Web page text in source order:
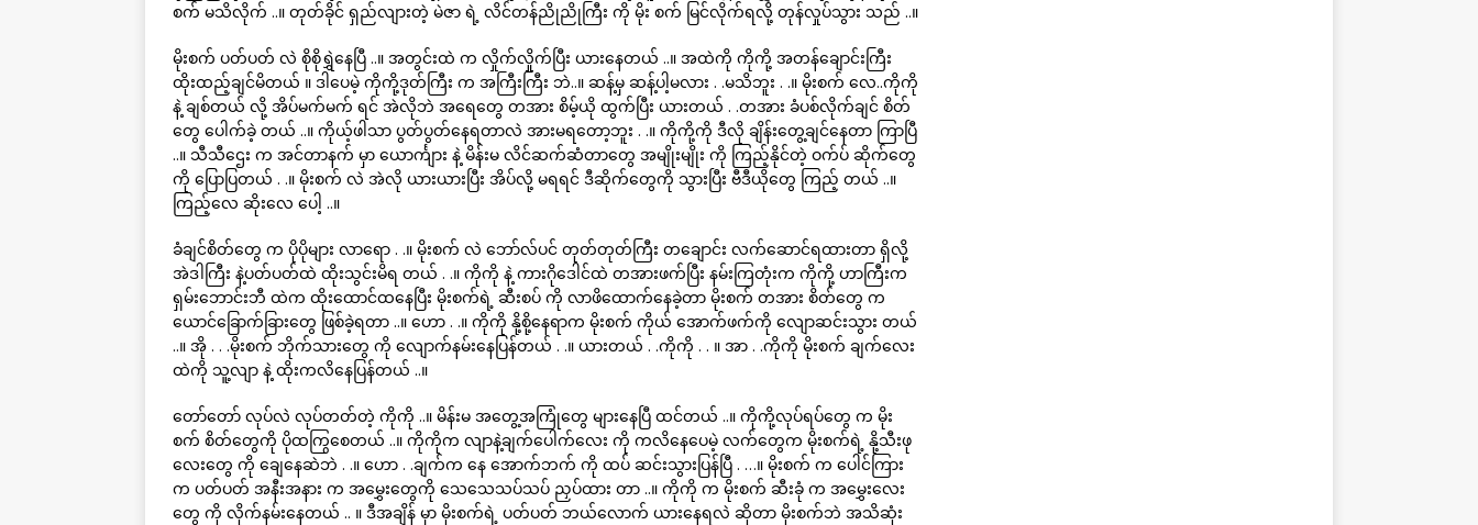
စက် မသိလိုက် ..။ တုတ်ခိုင် ရှည်လျားတဲ့ မဲဇာ ရဲ့ လိင်တန်ညိုညိုကြီး ကို မိုး စက် မြင်လိုက်ရလို့ တုန်လှုပ်သွား သည် ..။
မိုးစက် ပတ်ပတ် လဲ စိုစိုရွှဲနေပြီ ..။ အတွင်းထဲ က လှိုက်လှိုက်ပြီး ယားနေတယ် ..။ အထဲကို ကိုကို့ အတန်ချောင်းကြီး
ထိုးထည့်ချင်မိတယ် ။ ဒါပေမဲ့ ကိုကို့ဒုတ်ကြီး က အကြီးကြီး ဘဲ..။ ဆန့်မှ ဆန့်ပါ့မလား . .မသိဘူး . .။ မိုးစက် လေ..ကိုကို
နဲ့ ချစ်တယ် လို့ အိပ်မက်မက် ရင် အဲလိုဘဲ အရေတွေ တအား စိမ့်ယို ထွက်ပြီး ယားတယ် . .တအား ခံပစ်လိုက်ချင် စိတ်
တွေ ပေါက်ခဲ့ တယ် ..။ ကိုယ့်ဖါသာ ပွတ်ပွတ်နေရတာလဲ အားမရတော့ဘူး . .။ ကိုကို့ကို ဒီလို ချိန်းတွေ့ချင်နေတာ ကြာပြီ
..။ သီသီဌေး က အင်တာနက် မှာ ယောင်္ကျား နဲ့ မိန်းမ လိင်ဆက်ဆံတာတွေ အမျိုးမျိုး ကို ကြည့်နိုင်တဲ့ ဝက်ပ် ဆိုက်တွေ
ကို ပြောပြတယ် . .။ မိုးစက် လဲ အဲလို ယားယားပြီး အိပ်လို့ မရရင် ဒီဆိုက်တွေကို သွားပြီး ဗီဒီယိုတွေ ကြည့် တယ် ..။
ကြည့်လေ ဆိုးလေ ပေါ့ ..။
ခံချင်စိတ်တွေ က ပိုပိုများ လာရော . .။ မိုးစက် လဲ ဘော်လ်ပင် တုတ်တုတ်ကြီး တချောင်း လက်ဆောင်ရထားတာ ရှိလို့
အဲဒါကြီး နဲ့ပတ်ပတ်ထဲ ထိုးသွင်းမိရ တယ် . .။ ကိုကို နဲ့ ကားဂိုဒေါင်ထဲ တအားဖက်ပြီး နမ်းကြတုံးက ကိုကို့ ဟာကြီးက
ရှမ်းဘောင်းဘီ ထဲက ထိုးထောင်ထနေပြီး မိုးစက်ရဲ့ ဆီးစပ် ကို လာဖိထောက်နေခဲ့တာ မိုးစက် တအား စိတ်တွေ က
ယောင်ခြောက်ခြားတွေ ဖြစ်ခဲ့ရတာ ..။ ဟော . .။ ကိုကို နို့စို့နေရာက မိုးစက် ကိုယ် အောက်ဖက်ကို လျောဆင်းသွား တယ်
..။ အို . . .မိုးစက် ဘိုက်သားတွေ ကို လျောက်နမ်းနေပြန်တယ် . .။ ယားတယ် . .ကိုကို . . ။ အာ . .ကိုကို မိုးစက် ချက်လေး
ထဲကို သူ့လျာ နဲ့ ထိုးကလိနေပြန်တယ် ..။
တော်တော် လုပ်လဲ လုပ်တတ်တဲ့ ကိုကို ..။ မိန်းမ အတွေ့အကြုံတွေ များနေပြီ ထင်တယ် ..။ ကိုကို့လုပ်ရပ်တွေ က မိုး
စက် စိတ်တွေကို ပိုထကြွစေတယ် ..။ ကိုကိုက လျာနဲ့ချက်ပေါက်လေး ကို ကလိနေပေမဲ့ လက်တွေက မိုးစက်ရဲ့ နို့သီးဖု
လေးတွေ ကို ချေနေဆဲဘဲ . .။ ဟော . .ချက်က နေ အောက်ဘက် ကို ထပ် ဆင်းသွားပြန်ပြီ . …။ မိုးစက် က ပေါင်ကြား
က ပတ်ပတ် အနီးအနား က အမွှေးတွေကို သေသေသပ်သပ် ညှပ်ထား တာ ..။ ကိုကို က မိုးစက် ဆီးခုံ က အမွှေးလေး
တွေ ကို လိုက်နမ်းနေတယ် .. ။ ဒီအချိန် မှာ မိုးစက်ရဲ့ ပတ်ပတ် ဘယ်လောက် ယားနေရလဲ ဆိုတာ မိုးစက်ဘဲ အသိဆုံး